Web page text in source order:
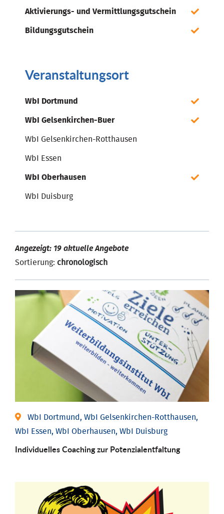
Aktivierungs- und Vermittlungsgutschein
Bildungsgutschein
Veranstaltungsort
WbI Dortmund
WbI Gelsenkirchen-Buer
WbI Gelsenkirchen-Rotthausen
WbI Essen
WbI Oberhausen
WbI Duisburg
Angezeigt: 19 aktuelle Angebote
Sortierung: chronologisch
WbI Dortmund, WbI Gelsenkirchen-Rotthausen,
WbI Essen, WbI Oberhausen, WbI Duisburg
Individuelles Coaching zur Potenzialentfaltung